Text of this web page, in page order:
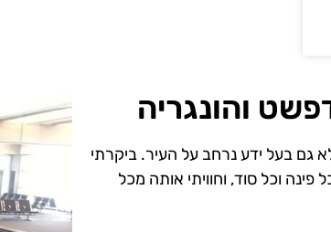
והונגריה
גם בעל ידע נרחב על העיר. ביקרתי
וכל סוד, וחוויתי אותה מכל